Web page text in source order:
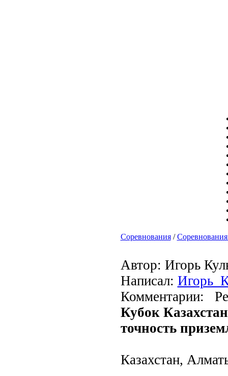
Соревнования/
Автор: Игорь
Написал:
Комментарии:
Кубок
точность
Казахстан,